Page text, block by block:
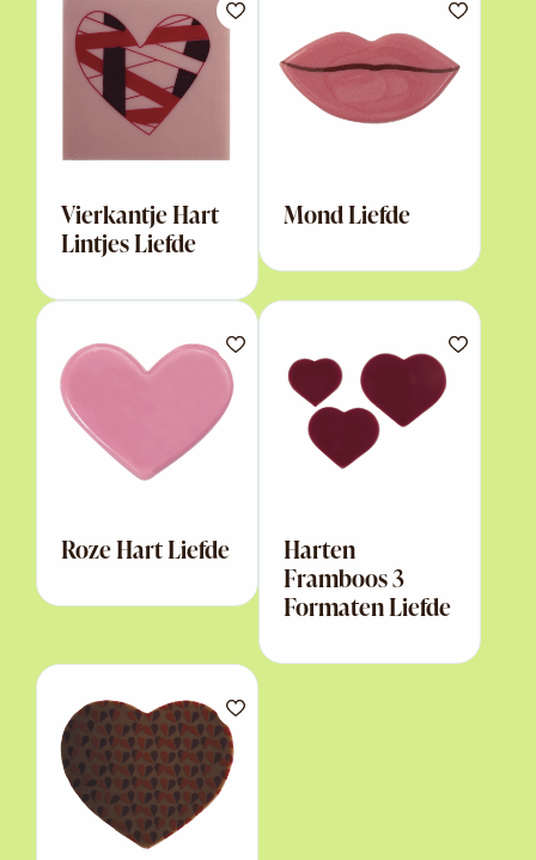
Vierkantje Hart
Lintjes Liefde
Mond Liefde
Roze Hart Liefde
Harten
Framboos 3
Formaten Liefde